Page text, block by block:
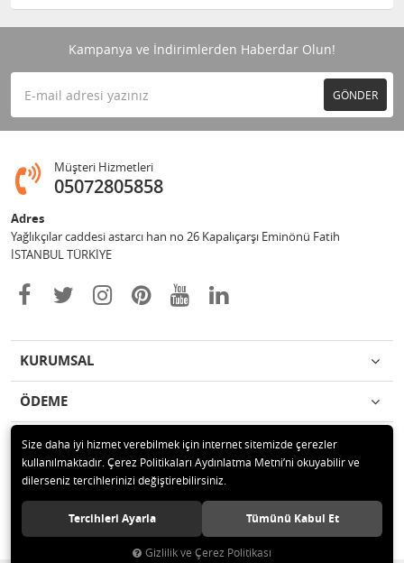
Kampanya ve İndirimlerden Haberdar Olun!
GÖNDER
Müşteri Hizmetleri
05072805858
Adres
Yağlıkçılar caddesi astarcı han no 26 Kapalıçarşı Eminönü Fatih
İSTANBUL TÜRKİYE
KURUMSAL
ÖDEME
İLETİŞİM
© 2018 Yöresel Kostümler Tüm hakları saklıdır.
Size daha iyi hizmet verebilmek için internet sitemizde çerezler
kullanılmaktadır. Çerez Politikaları Aydınlatma Metni’ni okuyabilir ve
dilerseniz tercihlerinizi değiştirebilirsiniz.
Tercihleri Ayarla Tümünü Kabul Et
Gizlilik ve Çerez Politikası